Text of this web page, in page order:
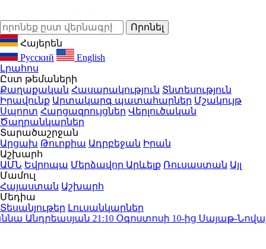
Հայերեն
Русский
English
Լրահոս
Ըստ թեմաների
Քաղաքական Հասարակություն Տնտեսություն
Իրավունք Արտակարգ պատահարներ Մշակույթ
Սպորտ Հարցազրույցներ Վերլուծական
Ծաղրանկարներ
Տարածաշրջան
Արցախ Թուրքիա Ադրբեջան Իրան
Աշխարհ
ԱՄՆ Եվրոպա Մերձավոր Արևելք Ռուսաստան Այլ
Մամուլ
Հայաստան Աշխարհ
Մեդիա
Տեսանյութեր Լուսանկարներ
Անդրեասյան21:10Օգոստոսի 10-ից Սայաթ-Նովայի